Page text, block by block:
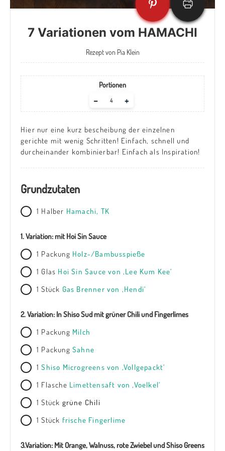
7 Variationen vom HAMACHI
Rezept von Pia Klein
Portionen
Adjust
+
–
Hier nur eine kurz bescheibung der einzelnen
gerichte mit wenig Schritten! Einfach, schnell und
durcheinander kombinierbar! Einfach als Inspiration!
Grundzutaten
1 Halber Hamachi, TK
1. Variation: mit Hoi Sin Sauce
1 Packung Holz-/Bambusspieße
1 Glas Hoi Sin Sauce von ‚Lee Kum Kee‘
1 Stück Gas Brenner von ‚Hendi‘
2. Variation: In Shiso Sud mit grüner Chili und Fingerlimes
1 Packung Milch
1 Packung Sahne
1 Shiso Microgreens von ‚Vollgepackt‘
1 Flasche Limettensaft von ‚Voelkel‘
1 Stück grüne Chili
1 Stück frische Fingerlime
3.Variation: Mit Orange, Walnuss, rote Zwiebel und Shiso Greens